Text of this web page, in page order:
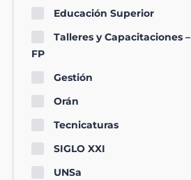
Educación Superior
Talleres y Capacitaciones –
FP
Gestión
Orán
Tecnicaturas
SIGLO XXI
UNSa